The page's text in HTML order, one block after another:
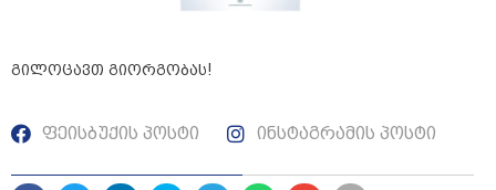
გილოცავთ გიორგობას!
ფეისბუქის პოსტი ინსტაგრამის პოსტი